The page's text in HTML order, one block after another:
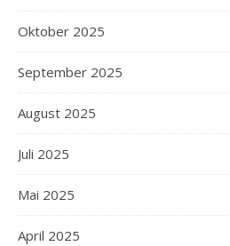
Oktober 2025
September 2025
August 2025
Juli 2025
Mai 2025
April 2025